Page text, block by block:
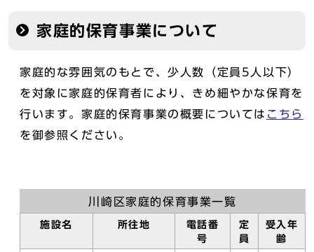
家庭的保育事業について
家庭的な雰囲気のもとで、少人数（定員5人以下）
を対象に家庭的保育者により、きめ細やかな保育を
行います。家庭的保育事業の概要については こちら
を御参照ください。
川崎区家庭的保育事業一覧
施設名 所往地
電話番
号
定
員
受入年
齢